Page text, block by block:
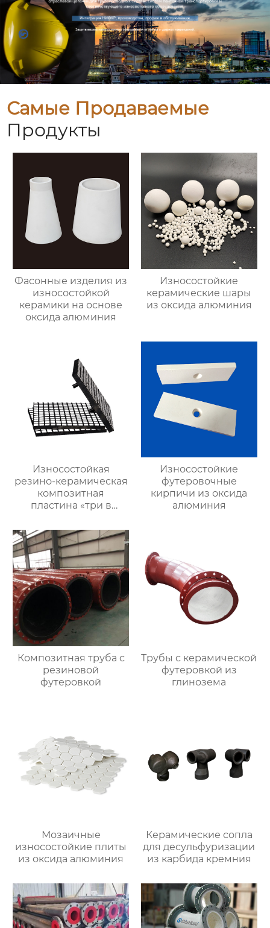
Самые Продаваемые
Продукты
Фасонные изделия из
износостойкой
керамики на основе
оксида алюминия
Износостойкие
керамические шары
из оксида алюминия
Износостойкая
резино-керамическая
композитная
пластина «три в
Износостойкие
футеровочные
кирпичи из оксида
алюминия
Композитная труба с
резиновой
футеровкой
Трубы с керамической
футеровкой из
глинозема
Мозаичные
износостойкие плиты
из оксида алюминия
Керамические сопла
для десульфуризации
из карбида кремния